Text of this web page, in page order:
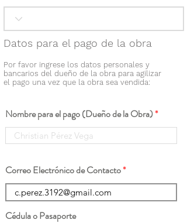
Datos para el pago de la obra
Por favor ingrese los datos personales y
bancarios del dueño de la obra para agilizar
el pago una vez que la obra sea vendida:
Nombre para el pago (Dueño de la Obra)
Correo Electrónico de Contacto
Cédula o Pasaporte